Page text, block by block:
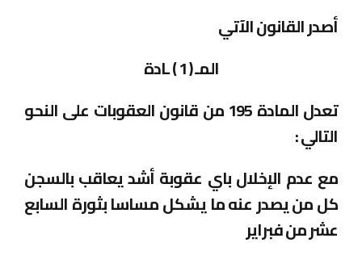
أصدر القانون الآتي
المـ ( 1 ) ـادة
تعدل المادة 195 من قانون العقوبات على النحو
التالي :
مع عدم الإخلال باي عقوبة أشد يعاقب بالسجن
كل من يصدر عنه ما يشكل مساسا بثورة السابع
عشر من فبراير